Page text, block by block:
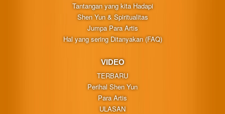
Tantangan yang kita Hadapi
Shen Yun & Spiritualitas
Jumpa Para Artis
Hal yang sering Ditanyakan (FAQ)
VIDEO
TERBARU
Perihal Shen Yun
Para Artis
ULASAN